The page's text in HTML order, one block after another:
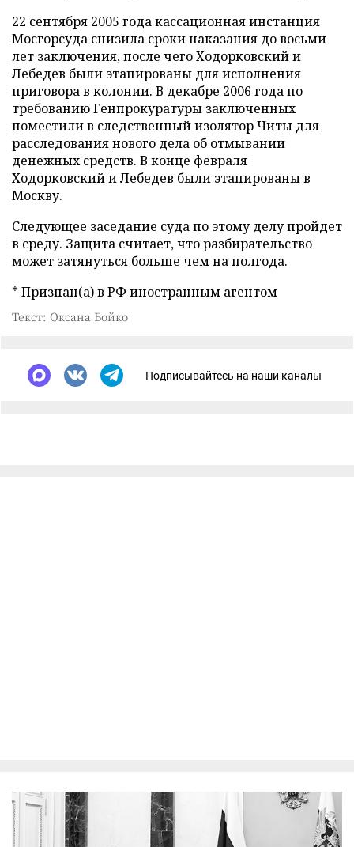
22 сентября 2005 года кассационная инстанция
Мосгорсуда снизила сроки наказания до восьми
лет заключения, после чего Ходорковский и
Лебедев были этапированы для исполнения
приговора в колонии. В декабре 2006 года по
требованию Генпрокуратуры заключенных
поместили в следственный изолятор Читы для
расследованиянового дела об отмывании
денежных средств. В конце февраля
Ходорковский и Лебедев были этапированы в
Москву.
Следующее заседание суда по этому делу пройдет
в среду. Защита считает, что разбирательство
может затянуться больше чем на полгода.
* Признан(а) в РФ иностранным агентом
Текст: Оксана Бойко
Подписывайтесь на наши каналы